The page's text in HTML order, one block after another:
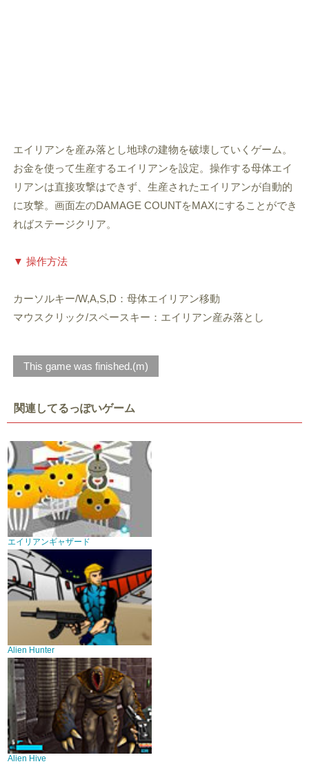
エイリアンを産み落とし地球の建物を破壊していくゲーム。
お金を使って生産するエイリアンを設定。操作する母体エイ
リアンは直接攻撃はできず、生産されたエイリアンが自動的
に攻撃。画面左のDAMAGE COUNTをMAXにすることができ
ればステージクリア。
▼ 操作方法
カーソルキー/W,A,S,D：母体エイリアン移動
マウスクリック/スペースキー：エイリアン産み落とし
This game was finished.(m)
関連してるっぽいゲーム
エイリアンギャザード
Alien Hunter
Alien Hive